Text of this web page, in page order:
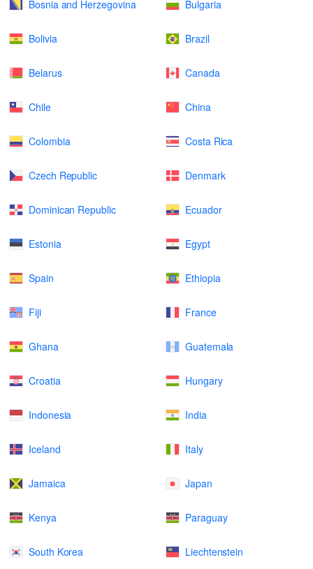
Bosnia and Herzegovina Bulgaria
Bolivia Brazil
Belarus Canada
Chile China
Colombia Costa Rica
Czech Republic Denmark
Dominican Republic Ecuador
Estonia Egypt
Spain Ethiopia
Fiji France
Ghana Guatemala
Croatia Hungary
Indonesia India
Iceland Italy
Jamaica Japan
Kenya Paraguay
South Korea Liechtenstein